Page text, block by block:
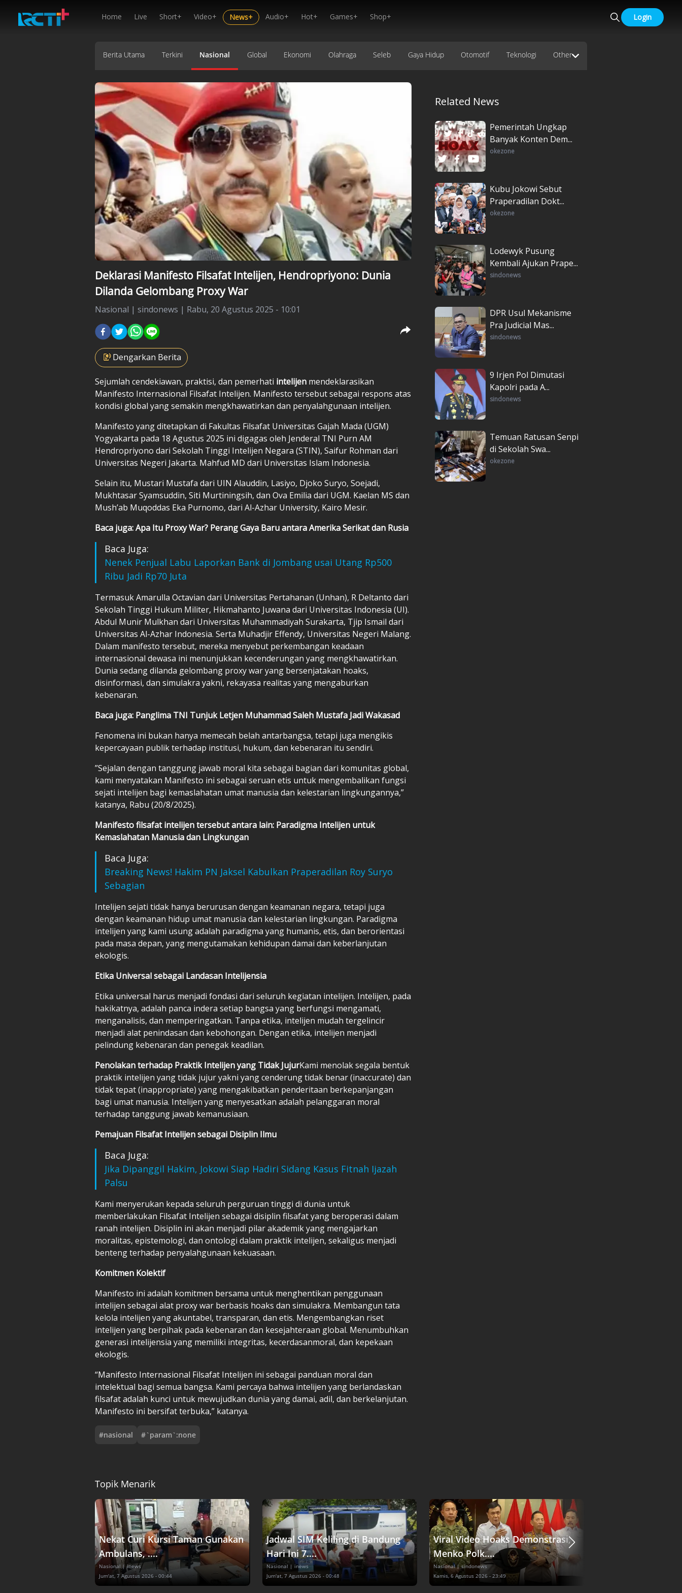
Home Live Short+ Video+ News+ Audio+ Hot+ Games+ Shop+ Login
Berita Utama Terkini Nasional Global Ekonomi Olahraga Seleb Gaya Hidup Otomotif Teknologi Other
Deklarasi Manifesto Filsafat Intelijen, Hendropriyono: Dunia
Dilanda Gelombang Proxy War
Nasional | sindonews | Rabu, 20 Agustus 2025 - 10:01
Dengarkan Berita
Sejumlah cendekiawan, praktisi, dan pemerhati intelijen mendeklarasikan
Manifesto Internasional Filsafat Intelijen. Manifesto tersebut sebagai respons atas
kondisi global yang semakin mengkhawatirkan dan penyalahgunaan intelijen.
Manifesto yang ditetapkan di Fakultas Filsafat Universitas Gajah Mada (UGM)
Yogyakarta pada 18 Agustus 2025 ini digagas oleh Jenderal TNI Purn AM
Hendropriyono dari Sekolah Tinggi Intelijen Negara (STIN), Saifur Rohman dari
Universitas Negeri Jakarta. Mahfud MD dari Universitas Islam Indonesia.
Selain itu, Mustari Mustafa dari UIN Alauddin, Lasiyo, Djoko Suryo, Soejadi,
Mukhtasar Syamsuddin, Siti Murtiningsih, dan Ova Emilia dari UGM. Kaelan MS dan
Mush’ab Muqoddas Eka Purnomo, dari Al-Azhar University, Kairo Mesir.
Baca juga: Apa Itu Proxy War? Perang Gaya Baru antara Amerika Serikat dan Rusia
Baca Juga:
Nenek Penjual Labu Laporkan Bank di Jombang usai Utang Rp500
Ribu Jadi Rp70 Juta
Termasuk Amarulla Octavian dari Universitas Pertahanan (Unhan), R Deltanto dari
Sekolah Tinggi Hukum Militer, Hikmahanto Juwana dari Universitas Indonesia (UI).
Abdul Munir Mulkhan dari Universitas Muhammadiyah Surakarta, Tjip Ismail dari
Universitas Al-Azhar Indonesia. Serta Muhadjir Effendy, Universitas Negeri Malang.
Dalam manifesto tersebut, mereka menyebut perkembangan keadaan
internasional dewasa ini menunjukkan kecenderungan yang mengkhawatirkan.
Dunia sedang dilanda gelombang proxy war yang bersenjatakan hoaks,
disinformasi, dan simulakra yakni, rekayasa realitas yang mengaburkan
kebenaran.
Baca juga: Panglima TNI Tunjuk Letjen Muhammad Saleh Mustafa Jadi Wakasad
Fenomena ini bukan hanya memecah belah antarbangsa, tetapi juga mengikis
kepercayaan publik terhadap institusi, hukum, dan kebenaran itu sendiri.
”Sejalan dengan tanggung jawab moral kita sebagai bagian dari komunitas global,
kami menyatakan Manifesto ini sebagai seruan etis untuk mengembalikan fungsi
sejati intelijen bagi kemaslahatan umat manusia dan kelestarian lingkungannya,”
katanya, Rabu (20/8/2025).
Manifesto filsafat intelijen tersebut antara lain: Paradigma Intelijen untuk
Kemaslahatan Manusia dan Lingkungan
Baca Juga:
Breaking News! Hakim PN Jaksel Kabulkan Praperadilan Roy Suryo
Sebagian
Intelijen sejati tidak hanya berurusan dengan keamanan negara, tetapi juga
dengan keamanan hidup umat manusia dan kelestarian lingkungan. Paradigma
intelijen yang kami usung adalah paradigma yang humanis, etis, dan berorientasi
pada masa depan, yang mengutamakan kehidupan damai dan keberlanjutan
ekologis.
Etika Universal sebagai Landasan Intelijensia
Etika universal harus menjadi fondasi dari seluruh kegiatan intelijen. Intelijen, pada
hakikatnya, adalah panca indera setiap bangsa yang berfungsi mengamati,
menganalisis, dan memperingatkan. Tanpa etika, intelijen mudah tergelincir
menjadi alat penindasan dan kebohongan. Dengan etika, intelijen menjadi
pelindung kebenaran dan penegak keadilan.
Penolakan terhadap Praktik Intelijen yang Tidak JujurKami menolak segala bentuk
praktik intelijen yang tidak jujur yakni yang cenderung tidak benar (inaccurate) dan
tidak tepat (inappropriate) yang mengakibatkan penderitaan berkepanjangan
bagi umat manusia. Intelijen yang menyesatkan adalah pelanggaran moral
terhadap tanggung jawab kemanusiaan.
Pemajuan Filsafat Intelijen sebagai Disiplin Ilmu
Baca Juga:
Jika Dipanggil Hakim, Jokowi Siap Hadiri Sidang Kasus Fitnah Ijazah
Palsu
Kami menyerukan kepada seluruh perguruan tinggi di dunia untuk
memberlakukan Filsafat Intelijen sebagai disiplin filsafat yang beroperasi dalam
ranah intelijen. Disiplin ini akan menjadi pilar akademik yang mengajarkan
moralitas, epistemologi, dan ontologi dalam praktik intelijen, sekaligus menjadi
benteng terhadap penyalahgunaan kekuasaan.
Komitmen Kolektif
Manifesto ini adalah komitmen bersama untuk menghentikan penggunaan
intelijen sebagai alat proxy war berbasis hoaks dan simulakra. Membangun tata
kelola intelijen yang akuntabel, transparan, dan etis. Mengembangkan riset
intelijen yang berpihak pada kebenaran dan kesejahteraan global. Menumbuhkan
generasi intelijensia yang memiliki integritas, kecerdasanmoral, dan kepekaan
ekologis.
“Manifesto Internasional Filsafat Intelijen ini sebagai panduan moral dan
intelektual bagi semua bangsa. Kami percaya bahwa intelijen yang berlandaskan
filsafat adalah kunci untuk mewujudkan dunia yang damai, adil, dan berkelanjutan.
Manifesto ini bersifat terbuka,” katanya.
#nasional #`param`:none
Related News
Pemerintah Ungkap
Banyak Konten Dem...
okezone
Kubu Jokowi Sebut
Praperadilan Dokt...
okezone
Lodewyk Pusung
Kembali Ajukan Prape...
sindonews
DPR Usul Mekanisme
Pra Judicial Mas...
sindonews
9 Irjen Pol Dimutasi
Kapolri pada A...
sindonews
Temuan Ratusan Senpi
di Sekolah Swa...
okezone
Topik Menarik
Nekat Curi Kursi Taman Gunakan
Ambulans, ....
Nasional | inews
Jum'at, 7 Agustus 2026 - 00:44
Jadwal SIM Keliling di Bandung
Hari Ini 7....
Nasional | inews
Jum'at, 7 Agustus 2026 - 00:48
Viral Video Hoaks Demonstrasi,
Menko Polk....
Nasional | sindonews
Kamis, 6 Agustus 2026 - 23:49